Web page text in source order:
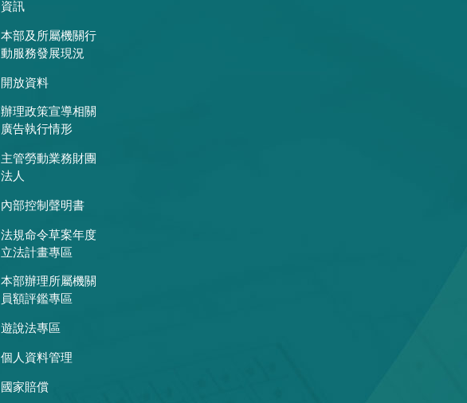
資訊
本部及所屬機關行
動服務發展現況
開放資料
辦理政策宣導相關
廣告執行情形
主管勞動業務財團
法人
內部控制聲明書
法規命令草案年度
立法計畫專區
本部辦理所屬機關
員額評鑑專區
遊說法專區
個人資料管理
國家賠償